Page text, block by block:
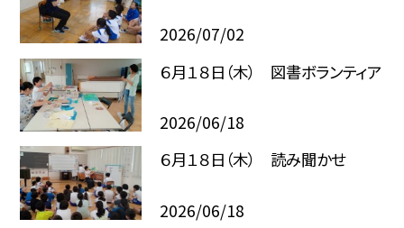
2026/07/02
６月１８日（木） 図書ボランティア
2026/06/18
６月１８日（木） 読み聞かせ
2026/06/18